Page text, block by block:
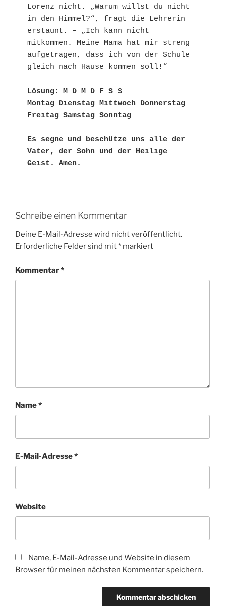
Lorenz nicht. „Warum willst du nicht
in den Himmel?“, fragt die Lehrerin
erstaunt. – „Ich kann nicht
mitkommen. Meine Mama hat mir streng
aufgetragen, dass ich von der Schule
gleich nach Hause kommen soll!“
Lösung: M D M D F S S
Montag Dienstag Mittwoch Donnerstag
Freitag Samstag Sonntag
Es segne und beschütze uns alle der
Vater, der Sohn und der Heilige
Geist. Amen.
Schreibe einen Kommentar
Deine E-Mail-Adresse wird nicht veröffentlicht.
Erforderliche Felder sind mit* markiert
Kommentar*
Name*
E-Mail-Adresse*
Website
Name, E-Mail-Adresse und Website in diesem
Browser für meinen nächsten Kommentar speichern.